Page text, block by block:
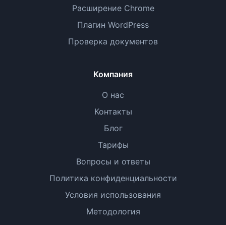
Расширение Chrome
Плагин WordPress
Проверка документов
Компания
О нас
Контакты
Блог
Тарифы
Вопросы и ответы
Политика конфиденциальности
Условия использования
Методология